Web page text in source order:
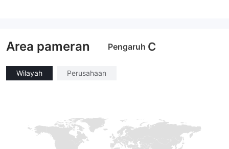
Area pameran Pengaruh C
Wilayah Perusahaan